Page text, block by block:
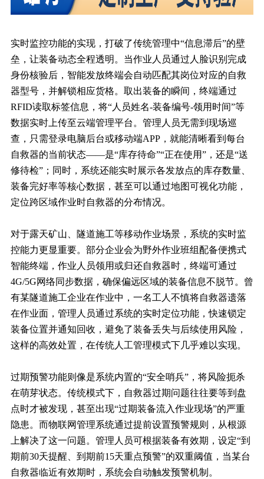
实时监控功能的实现，打破了传统管理中“信息滞后”的壁
垒，让装备动态全程透明。当作业人员通过人脸识别完成
身份核验后，智能发放终端会自动匹配其岗位对应的自救
器型号，并解锁相应货格。取出装备的瞬间，终端通过
RFID读取标签信息，将“人员姓名-装备编号-领用时间”等
数据实时上传至云端管理平台。管理人员无需到现场巡
查，只需登录电脑后台或移动端APP，就能清晰看到每台
自救器的当前状态——是“库存待命”“正在使用”，还是“送
修待检”；同时，系统还能实时展示各发放点的库存数量、
装备完好率等核心数据，甚至可以通过地图可视化功能，
定位跨区域作业时自救器的分布情况。
对于露天矿山、隧道施工等移动作业场景，系统的实时监
控能力更显重要。部分企业会为野外作业班组配备便携式
智能终端，作业人员领用或归还自救器时，终端可通过
4G/5G网络同步数据，确保偏远区域的装备信息不脱节。曾
有某隧道施工企业在作业中，一名工人不慎将自救器遗落
在作业面，管理人员通过系统的实时定位功能，快速锁定
装备位置并通知回收，避免了装备丢失与后续使用风险，
这样的高效处置，在传统人工管理模式下几乎难以实现。
过期预警功能则像是系统内置的“安全哨兵”，将风险扼杀
在萌芽状态。传统模式下，自救器过期问题往往要等到盘
点时才被发现，甚至出现“过期装备流入作业现场”的严重
隐患。而物联网管理系统通过提前设置预警规则，从根源
上解决了这一问题。管理人员可根据装备有效期，设定“到
期前30天提醒、到期前15天重点预警”的双重阈值，当某台
自救器临近有效期时，系统会自动触发预警机制。